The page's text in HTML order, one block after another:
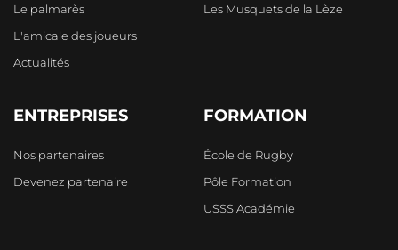
Le palmarès
L'amicale des joueurs
Actualités
Les Musquets de la Lèze
ENTREPRISES
Nos partenaires
Devenez partenaire
FORMATION
École de Rugby
Pôle Formation
USSS Académie